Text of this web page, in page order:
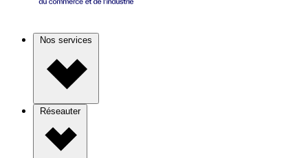
Nos services
Réseauter